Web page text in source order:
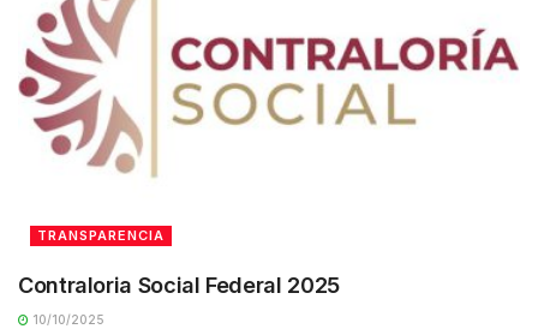
TRANSPARENCIA
Contraloria Social Federal 2025
10/10/2025